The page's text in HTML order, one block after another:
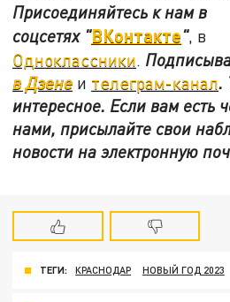
Присоединяйтесь к нам в
соцсетях "ВКонтакте", в
Одноклассники.
в Дзене и телеграм-канал.
интересное. Если вам есть
нами, присылайте свои
новости на электронную
ТЕГИ: КРАСНОДАР НОВЫЙ ГОД 2023